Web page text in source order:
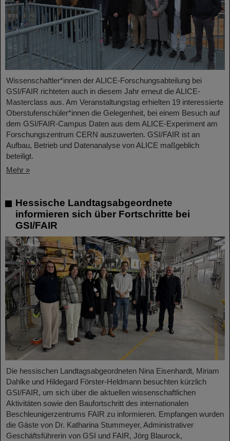
Wissenschaftler*innen der ALICE-Forschungsabteilung bei
GSI/FAIR richteten auch in diesem Jahr erneut die ALICE-
Masterclass aus. Am Veranstaltungstag erhielten 19 interessierte
Oberstufenschüler*innen die Gelegenheit, bei einem Besuch auf
dem GSI/FAIR-Campus Daten aus dem ALICE-Experiment am
Forschungszentrum CERN auszuwerten. GSI/FAIR ist an
Aufbau, Betrieb und Datenanalyse von ALICE maßgeblich
beteiligt.
Mehr »
Hessische Landtagsabgeordnete
informieren sich über Fortschritte bei
GSI/FAIR
Die hessischen Landtagsabgeordneten Nina Eisenhardt, Miriam
Dahlke und Hildegard Förster-Heldmann besuchten kürzlich
GSI/FAIR, um sich über die aktuellen wissenschaftlichen
Aktivitäten sowie den Baufortschritt des internationalen
Beschleunigerzentrums FAIR zu informieren. Empfangen wurden
die Gäste von Dr. Katharina Stummeyer, Administrativer
Geschäftsführerin von GSI und FAIR, Jörg Blaurock,